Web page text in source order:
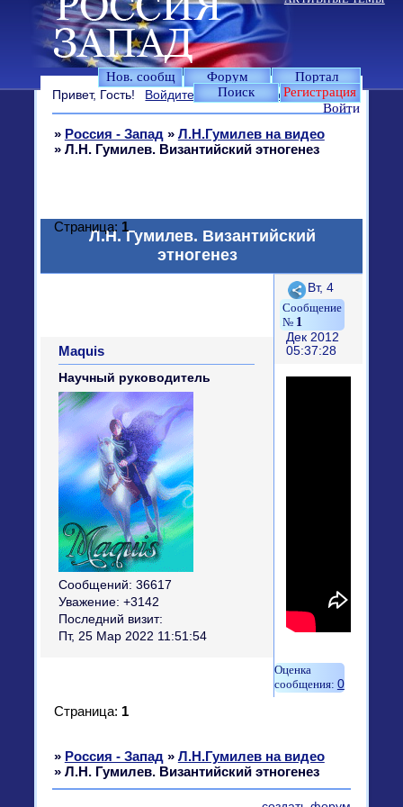
Нов. сообщ Форум
Портал
Поиск
Регистрация
Войти
Привет, Гость! Войдите илизарегистрируйтесь.
» Россия - Запад » Л.Н.Гумилев на видео
» Л.Н. Гумилев. Византийский этногенез
Л.Н. Гумилев. Византийский
этногенез
Страница: 1
Поделиться
1
Вт, 4
Дек 2012
05:37:28
Maquis
Научный руководитель
Сообщений: 36617
Уважение: +3142
Последний визит:
Пт, 25 Мар 2022 11:51:54
0
Страница: 1
» Россия - Запад » Л.Н.Гумилев на видео
» Л.Н. Гумилев. Византийский этногенез